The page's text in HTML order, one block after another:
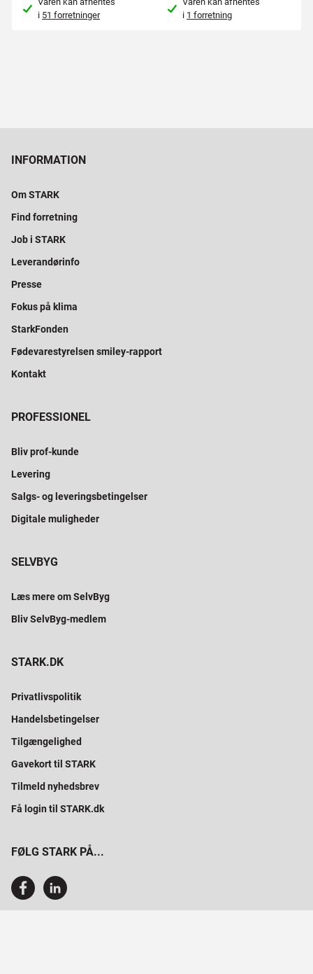
i 51 forretninger
i 1 forretning
INFORMATION
Om STARK
Find forretning
Job i STARK
Leverandørinfo
Presse
Fokus på klima
StarkFonden
Fødevarestyrelsen smiley-rapport
Kontakt
PROFESSIONEL
Bliv prof-kunde
Levering
Salgs- og leveringsbetingelser
Digitale muligheder
SELVBYG
Læs mere om SelvByg
Bliv SelvByg-medlem
STARK.DK
Privatlivspolitik
Handelsbetingelser
Tilgængelighed
Gavekort til STARK
Tilmeld nyhedsbrev
Få login til STARK.dk
FØLG STARK PÅ...